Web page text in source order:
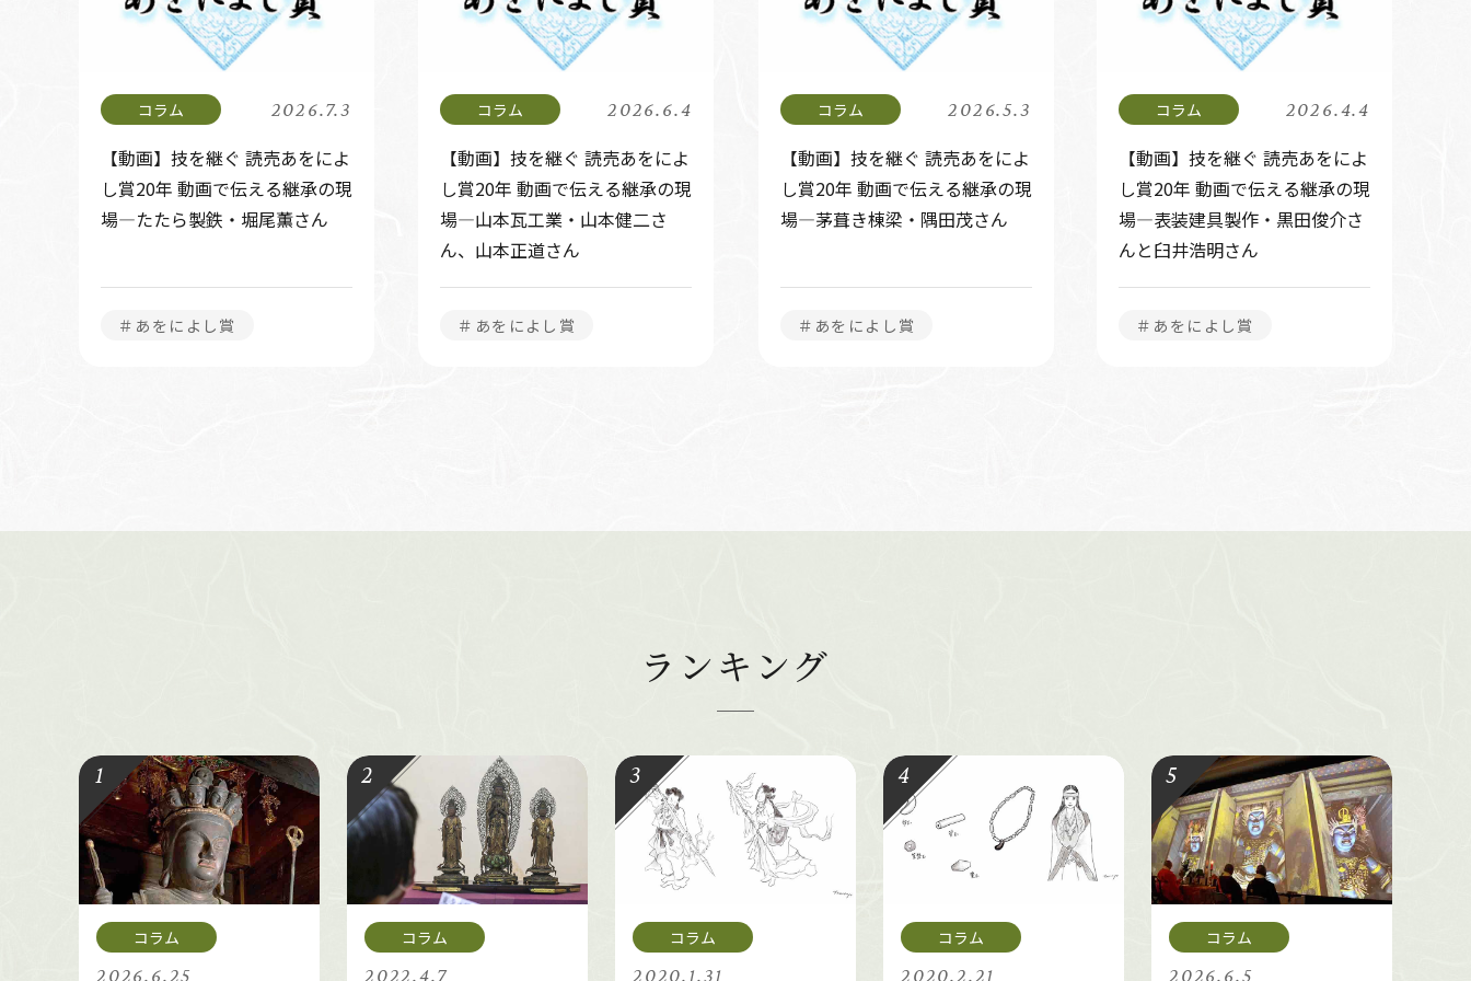
2026.7.3
【動画】技を継ぐ 読売あをによ
し賞20年 動画で伝える継承の現
場―たたら製鉄・堀尾薫さん
＃あをによし賞
2026.6.4
【動画】技を継ぐ 読売あをによ
し賞20年 動画で伝える継承の現
場―山本瓦工業・山本健二さ
ん、山本正道さん
＃あをによし賞
2026.5.3
【動画】技を継ぐ 読売あをによ
し賞20年 動画で伝える継承の現
場―茅葺き棟梁・隅田茂さん
＃あをによし賞
2026.4.4
【動画】技を継ぐ 読売あをによ
し賞20年 動画で伝える継承の現
場―表装建具製作・黒田俊介さ
んと臼井浩明さん
＃あをによし賞
ランキング
2026.6.25 2022.4.7 2020.1.31 2020.2.21 2026.6.5